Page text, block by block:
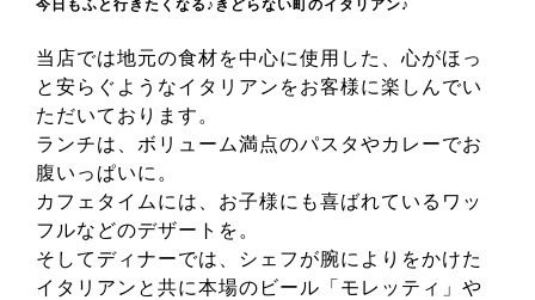
今日もふと行きたくなる♪きどらない町のイタリアン♪
当店では地元の食材を中心に使用した、心がほっ
と安らぐようなイタリアンをお客様に楽しんでい
ただいております。
ランチは、ボリューム満点のパスタやカレーでお
腹いっぱいに。
カフェタイムには、お子様にも喜ばれているワッ
フルなどのデザートを。
そしてディナーでは、シェフが腕によりをかけた
イタリアンと共に本場のビール「モレッティ」や